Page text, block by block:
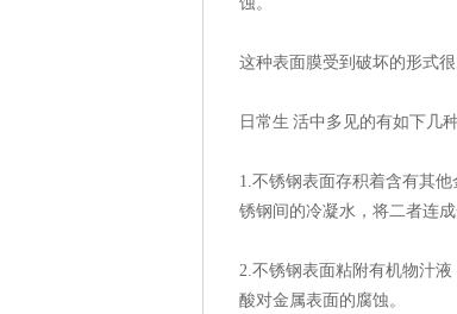
这种表面膜受到破坏的形式很
日常生 活中多见的有如下几种
1.不锈钢表面存积着含有其
锈钢间的冷凝水，将二者连
2.不锈钢表面粘附有机物汁
酸对金属表面的腐蚀。